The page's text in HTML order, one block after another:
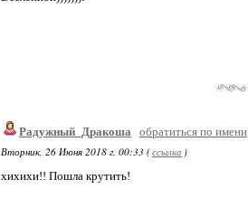
Радужный_Дракоша
обратиться по имени
Вторник, 26 Июня 2018 г. 00:33 (ссылка )
хихихи!! Пошла крутить!